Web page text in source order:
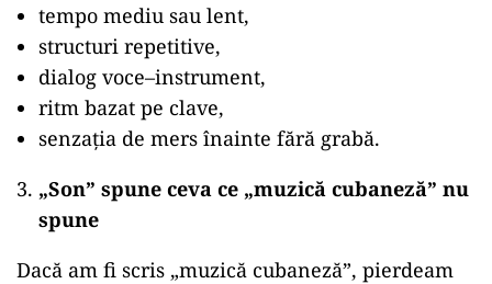
tempo mediu sau lent,
structuri repetitive,
dialog voce–instrument,
ritm bazat pe clave,
senzația de mers înainte fără grabă.
„Son” spune ceva ce „muzică cubaneză” nu
spune
Dacă am fi scris „muzică cubaneză”, pierdeam